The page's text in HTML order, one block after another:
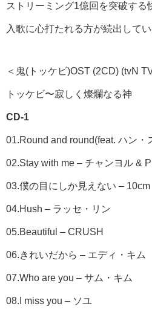
ストリーミング1億回を突破する
入歌に心打たれる方が続出してい
＜鬼(トッケビ)OST (2CD) (tvN
トッケビ〜寂しく燦爛なる神
CD-1
01.Round and round(feat. ハン・
02.Stay with me – チャンヨル &
03.僕の目にしか見えない – 10cm
04.Hush – ラッセ・リン
05.Beautiful – CRUSH
06.きれいだから – エディ・キム
07.Who are you – サム・キム
08.I miss you – ソユ